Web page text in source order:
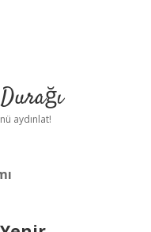
aydınlat!